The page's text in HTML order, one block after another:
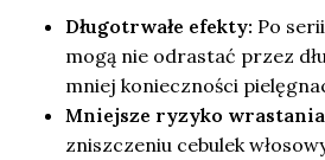
Długotrwałe efekty: Po
mogą nie odrastać przez
mniej konieczności
Mniejsze ryzyko wrastania
zniszczeniu cebulek